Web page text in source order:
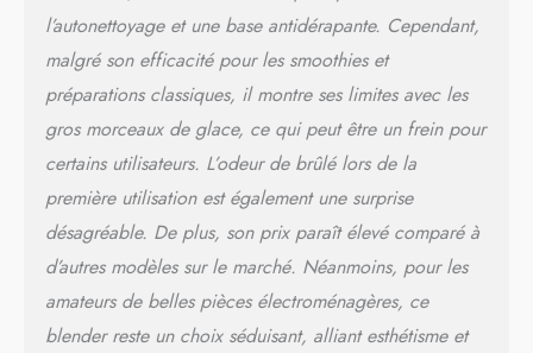
l’autonettoyage et une base antidérapante. Cependant,
malgré son efficacité pour les smoothies et
préparations classiques, il montre ses limites avec les
gros morceaux de glace, ce qui peut être un frein pour
certains utilisateurs. L’odeur de brûlé lors de la
première utilisation est également une surprise
désagréable. De plus, son prix paraît élevé comparé à
d’autres modèles sur le marché. Néanmoins, pour les
amateurs de belles pièces électroménagères, ce
blender reste un choix séduisant, alliant esthétisme et